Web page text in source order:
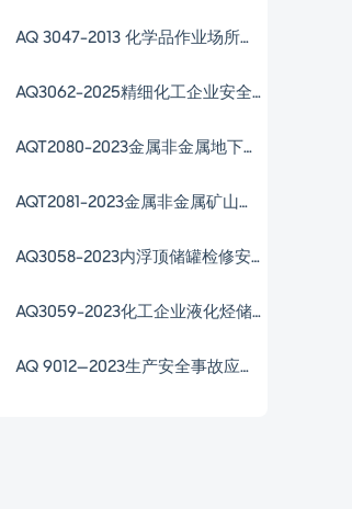
AQ 3047-2013 化学品作业场所安全警示标志规范
AQ3062-2025精细化工企业安全管理规范
AQT2080-2023金属非金属地下矿山在用人员定位系统安全检测检验规范
AQT2081-2023金属非金属矿山在用带式输送机安全检测检验规范
AQ3058-2023内浮顶储罐检修安全规范
AQ3059-2023化工企业液化烃储罐区安全管理规范
AQ 9012—2023生产安全事故应急救援评估规范